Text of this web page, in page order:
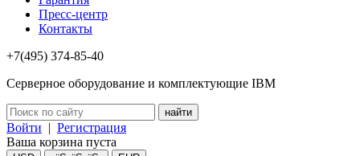
Пресс-центр
Контакты
+7(495) 374-85-40
Серверное оборудование и комплектующие IBM
Войти | Регистрация
Ваша корзина пуста